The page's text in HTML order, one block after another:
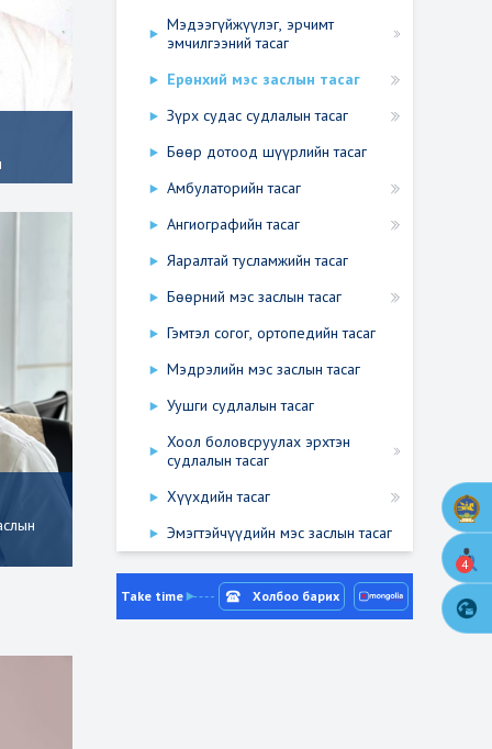
Мэдээгүйжүүлэг, эрчимт
эмчилгээний тасаг
Ерөнхий мэс заслын тасаг
Зүрх судас судлалын тасаг
Бөөр дотоод шүүрлийн тасаг
Амбулаторийн тасаг
Ангиографийн тасаг
Яаралтай тусламжийн тасаг
Бөөрний мэс заслын тасаг
Гэмтэл согог, ортопедийн тасаг
Мэдрэлийн мэс заслын тасаг
Уушги судлалын тасаг
Хоол боловсруулах эрхтэн
судлалын тасаг
Хүүхдийн тасаг
Эмэгтэйчүүдийн мэс заслын тасаг
Take time Холбоо барих
4